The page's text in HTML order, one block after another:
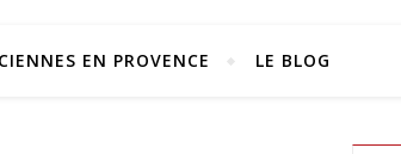
EN PROVENCE LE BLOG